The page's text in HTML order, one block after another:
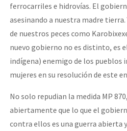
ferrocarriles e hidrovías. El
asesinando a nuestra madre tierra.
de nuestros peces como
nuevo gobierno no es distinto, es
indígena) enemigo de los pueblos
mujeres en su resolución de este
No solo repudian la medida MP
abiertamente que lo que el
contra ellos es una guerra abierta